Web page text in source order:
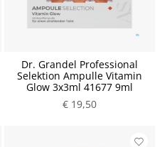
Dr. Grandel Professional
Selektion Ampulle Vitamin
Glow 3x3ml 41677 9ml
€ 19,50